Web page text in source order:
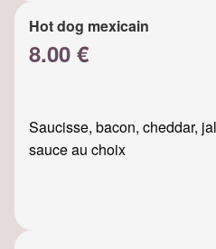
Hot dog mexicain
8.00 €
Saucisse, bacon, cheddar,
sauce au choix